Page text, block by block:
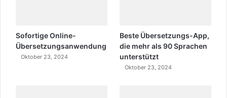
Sofortige Online-
Übersetzungsanwendung
Oktober 23, 2024
Beste Übersetzungs-App,
die mehr als 90 Sprachen
unterstützt
Oktober 23, 2024